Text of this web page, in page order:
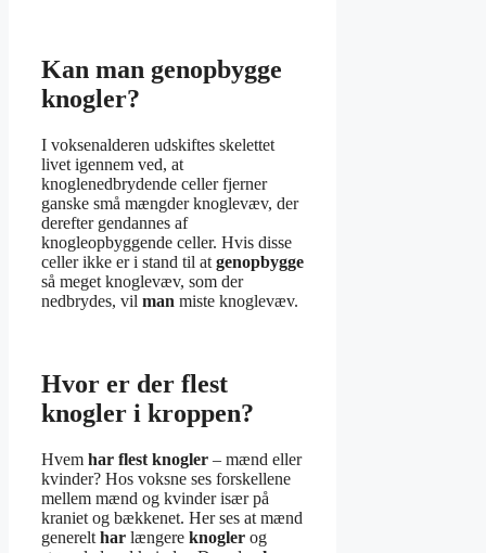
Kan man genopbygge
knogler?
I voksenalderen udskiftes skelettet
livet igennem ved, at
knoglenedbrydende celler fjerner
ganske små mængder knoglevæv, der
derefter gendannes af
knogleopbyggende celler. Hvis disse
celler ikke er i stand til at genopbygge
så meget knoglevæv, som der
nedbrydes, vil man miste knoglevæv.
Hvor er der flest
knogler i kroppen?
Hvem har flest knogler – mænd eller
kvinder? Hos voksne ses forskellene
mellem mænd og kvinder især på
kraniet og bækkenet. Her ses at mænd
generelt har længere knogler og